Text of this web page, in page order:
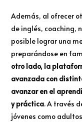
Además, al ofrecer
de inglés, coaching,
posible lograr una
preparándose en
otro lado, la
avanzada con
avanzar en el
y práctica. A través
jóvenes como